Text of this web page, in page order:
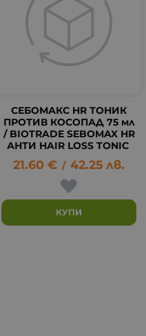
СЕБОМАКС HR ТОНИК
ПРОТИВ КОСОПАД 75 мл
/ BIOTRADE SEBOMAX HR
АНТИ HAIR LOSS TONIC
21.60 € / 42.25 лв.
КУПИ